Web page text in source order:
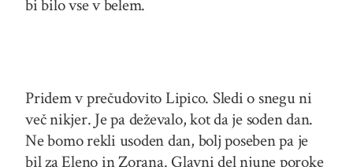
bi bilo vse v belem.
Pridem v prečudovito Lipico. Sledi o snegu ni
več nikjer. Je pa deževalo, kot da je soden dan.
Ne bomo rekli usoden dan, bolj poseben pa je
bil za Eleno in Zorana. Glavni del njune poroke